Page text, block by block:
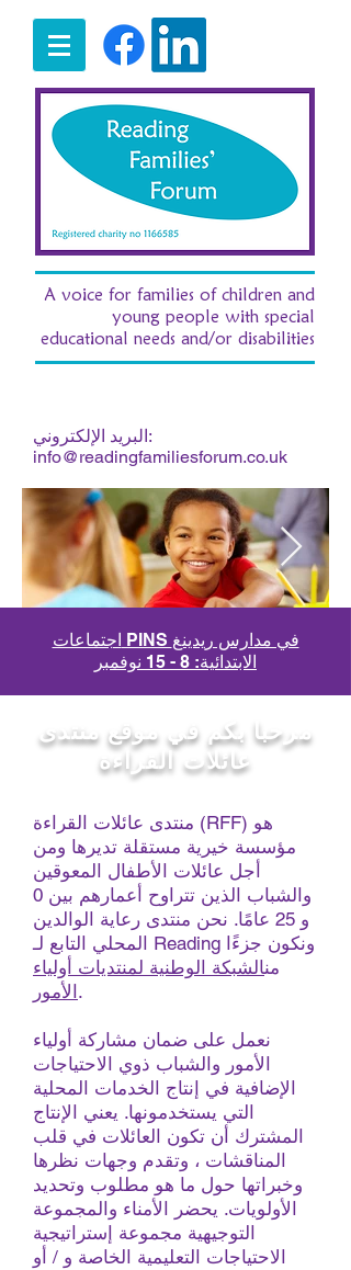
A voice for families of children and
young people with special
educational needs and/or disabilities
البريد الإلكتروني:
info@readingfamiliesforum.co.uk
اجتماعات PINS في مدارس ريدينغ
الابتدائية: 8 - 15 نوفمبر
مرحبا بكم في موقع منتدى
عائلات القراءة
منتدى عائلات القراءة (RFF) هو
مؤسسة خيرية مستقلة تديرها ومن
أجل عائلات الأطفال المعوقين
والشباب الذين تتراوح أعمارهم بين 0
و 25 عامًا. نحن منتدى رعاية الوالدين
المحلي التابع لـ Reading ونكون جزءًا
منالشبكة الوطنية لمنتديات أولياء
الأمور .
نعمل على ضمان مشاركة أولياء
الأمور والشباب ذوي الاحتياجات
الإضافية في إنتاج الخدمات المحلية
التي يستخدمونها. يعني الإنتاج
المشترك أن تكون العائلات في قلب
المناقشات ، وتقدم وجهات نظرها
وخبراتها حول ما هو مطلوب وتحديد
الأولويات. يحضر الأمناء والمجموعة
التوجيهية مجموعة إستراتيجية
الاحتياجات التعليمية الخاصة و / أو